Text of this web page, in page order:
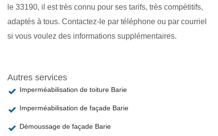
le 33190, il est très connu pour ses tarifs, très compétitifs,
adaptés à tous. Contactez-le par téléphone ou par courriel
si vous voulez des informations supplémentaires.
Autres services
Imperméabilisation de toiture Barie
Imperméabilisation de façade Barie
Démoussage de façade Barie